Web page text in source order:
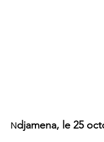
Ndjamena, le 25